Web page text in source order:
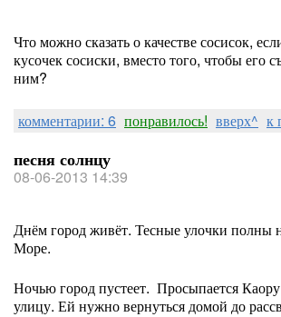
Что можно сказать о качестве сосисок,
кусочек сосиски, вместо того, чтобы его
ним?
комментарии: 6 понравилось! вверх^ к
песня солнцу
08-06-2013 14:39
Днём город живёт. Тесные улочки полны
Море.
Ночью город пустеет. Просыпается
улицу. Ей нужно вернуться домой до